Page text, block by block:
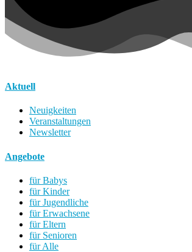
Aktuell
Neuigkeiten
Veranstaltungen
Newsletter
Angebote
für Babys
für Kinder
für Jugendliche
für Erwachsene
für Eltern
für Senioren
für Alle